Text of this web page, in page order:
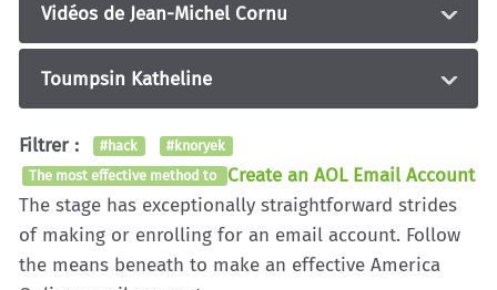
Vidéos de Jean-Michel Cornu
Toumpsin Katheline
Filtrer : #hack
#knoryek
The most effective method to Create an AOL Email Account
The stage has exceptionally straightforward strides
of making or enrolling for an email account. Follow
the means beneath to make an effective America